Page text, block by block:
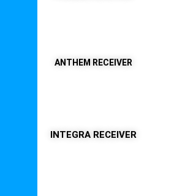
ANTHEM RECEIVER
INTEGRA RECEIVER